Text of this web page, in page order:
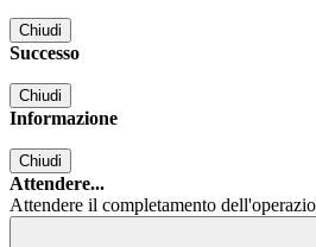
Chiudi
Successo
Chiudi
Informazione
Chiudi
Attendere...
Attendere il completamento